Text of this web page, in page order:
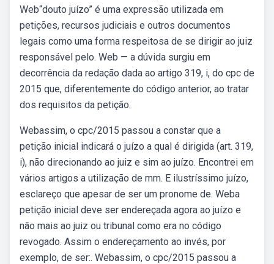
Web“douto juízo” é uma expressão utilizada em
petições, recursos judiciais e outros documentos
legais como uma forma respeitosa de se dirigir ao juiz
responsável pelo. Web — a dúvida surgiu em
decorrência da redação dada ao artigo 319, i, do cpc de
2015 que, diferentemente do código anterior, ao tratar
dos requisitos da petição.
Webassim, o cpc/2015 passou a constar que a
petição inicial indicará o juízo a qual é dirigida (art. 319,
i), não direcionando ao juiz e sim ao juízo. Encontrei em
vários artigos a utilização de mm. E ilustríssimo juízo,
esclareço que apesar de ser um pronome de. Weba
petição inicial deve ser endereçada agora ao juízo e
não mais ao juiz ou tribunal como era no código
revogado. Assim o endereçamento ao invés, por
exemplo, de ser:. Webassim, o cpc/2015 passou a